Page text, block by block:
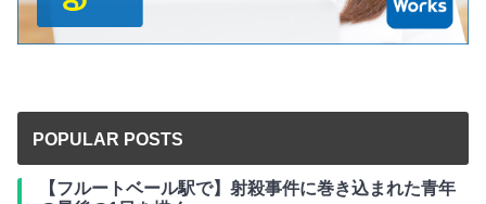
POPULAR POSTS
【フルートベール駅で】射殺事件に巻き込まれた青年